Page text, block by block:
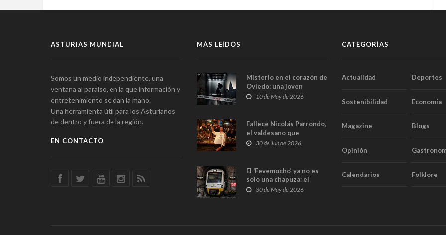
ASTURIAS MUNDIAL
Somos un medio independiente, una
ventana al paraíso, en la que información y
entretenimiento se dan la mano.
Una herramienta útil para los Asturianos
de dentro y fuera de la región.
EN CONTACTO
MÁS LEÍDOS
Misterio en el corazón de
Oviedo: una joven
aparece muerta dentro
captan sus últimos
minutos
10 de May de 2026
Fallece Nicolás Parrondo,
el valdesano que
convirtió Casa Parrondo
30 de Jun de 2026
El ‘Fevemocho’ ya no es
solo una chapuza: el
Tribunal de Cuentas cifra
30 de May de 2026
CATEGORÍAS
Actualidad Deportes
Sostenibilidad Economía
Magazine Blogs
Opinión
Calendarios Folklore